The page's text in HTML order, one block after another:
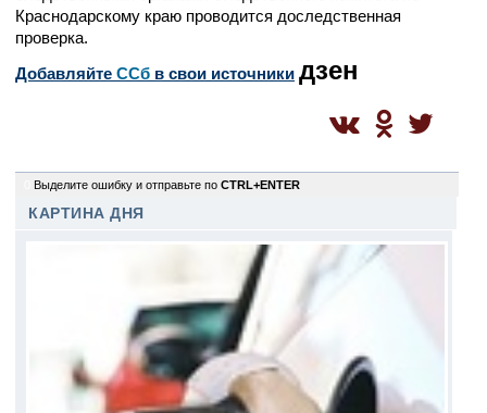
Краснодарскому краю проводится доследственная
проверка.
Добавляйте CСб в свои источники дзен
Выделите ошибку и отправьте по CTRL+ENTER
КАРТИНА ДНЯ